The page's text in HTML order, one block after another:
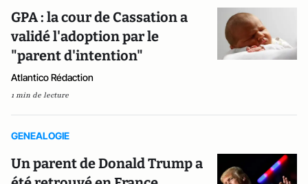
GPA : la cour de Cassation a
validé l'adoption par le
"parent d'intention"
Atlantico Rédaction
1 min de lecture
GENEALOGIE
Un parent de Donald Trump a